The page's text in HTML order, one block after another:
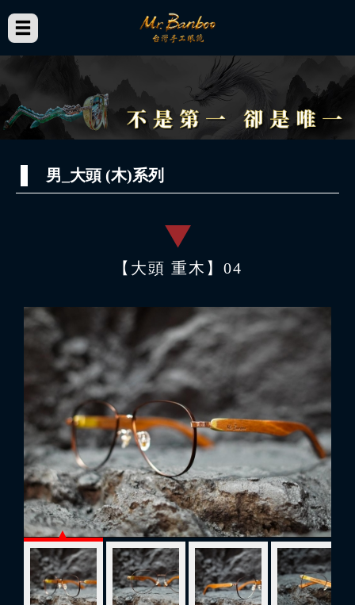
男_大頭 (木)系列
【大頭 重木】04